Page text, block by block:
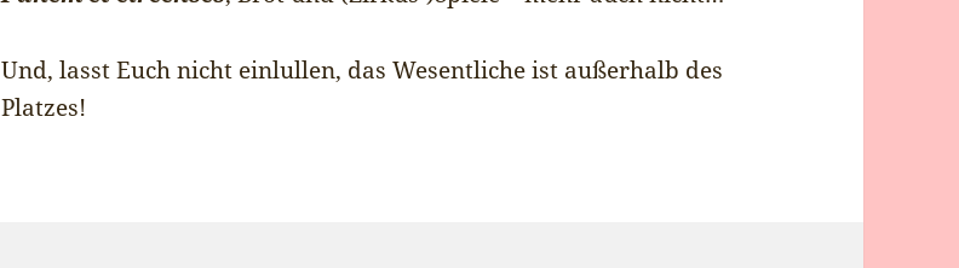
Und, lasst Euch nicht einlullen, das Wesentliche ist außerhalb des
Platzes!